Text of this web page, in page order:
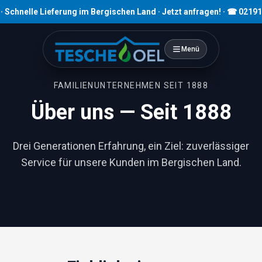
Lieferung im Bergischen Land · Jetzt anfragen! · ☎ 02191 80793
Menü
FAMILIENUNTERNEHMEN SEIT 1888
Über uns — Seit 1888
Drei Generationen Erfahrung, ein Ziel: zuverlässiger
Service für unsere Kunden im Bergischen Land.